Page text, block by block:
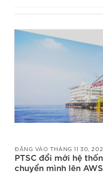
ĐĂNG VÀOTHÁNG 11 30,
PTSC đổi mới hệ
chuyển mình lên AWS